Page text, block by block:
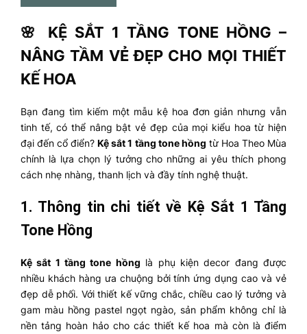
🌸 KỆ SẮT 1 TẦNG TONE HỒNG –
NÂNG TẦM VẺ ĐẸP CHO MỌI THIẾT
KẾ HOA
Bạn đang tìm kiếm một mẫu kệ hoa đơn giản nhưng vẫn
tinh tế, có thể nâng bật vẻ đẹp của mọi kiểu hoa từ hiện
đại đến cổ điển?Kệ sắt 1 tầng tone hồng từ Hoa Theo Mùa
chính là lựa chọn lý tưởng cho những ai yêu thích phong
cách nhẹ nhàng, thanh lịch và đầy tính nghệ thuật.
1. Thông tin chi tiết về Kệ Sắt 1 Tầng
Tone Hồng
Kệ sắt 1 tầng tone hồng là phụ kiện decor đang được
nhiều khách hàng ưa chuộng bởi tính ứng dụng cao và vẻ
đẹp dễ phối. Với thiết kế vững chắc, chiều cao lý tưởng và
gam màu hồng pastel ngọt ngào, sản phẩm không chỉ là
nền tảng hoàn hảo cho các thiết kế hoa mà còn là điểm